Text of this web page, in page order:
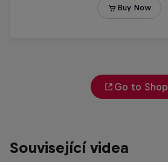
Go to Shop
Související videa